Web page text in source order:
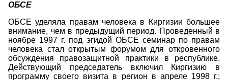
ОБСЕ
ОБСЕ уделяла правам человека в Киргизии большее
внимание, чем в предыдущий период. Проведенный в
ноябре 1997 г. под эгидой ОБСЕ семинар по правам
человека стал открытым форумом для откровенного
обсуждения правозащитной практики в республике.
Действующий председатель включил Киргизию в
программу своего визита в регион в апреле 1998 г.;